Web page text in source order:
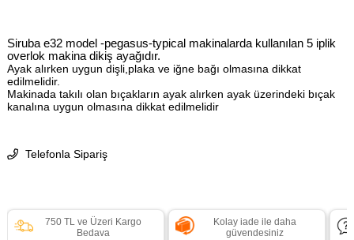
Siruba e32 model -pegasus-typical makinalarda kullanılan 5 iplik
overlok makina dikiş ayağıdır.
Ayak alırken uygun dişli,plaka ve iğne bağı olmasına dikkat
edilmelidir.
Makinada takılı olan bıçakların ayak alırken ayak üzerindeki bıçak
kanalına uygun olmasına dikkat edilmelidir
Telefonla Sipariş
750 TL ve Üzeri Kargo
Bedava
Kolay iade ile daha
güvendesiniz